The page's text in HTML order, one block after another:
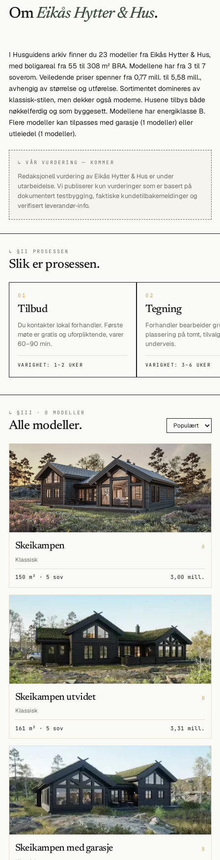
OmEikås Hytter & Hus.
I Husguidens arkiv finner du 23 modeller fra Eikås Hytter & Hus,
med boligareal fra 55 til 308 m² BRA. Modellene har fra 3 til 7
soverom. Veiledende priser spenner fra 0,77 mill. til 5,58 mill.,
avhengig av størrelse og utførelse. Sortimentet domineres av
klassisk-stilen, men dekker også moderne. Husene tilbys både
nøkkelferdig og som byggesett. Modellene har energiklasse B.
Flere modeller kan tilpasses med garasje (1 modeller) eller
utleiedel (1 modeller).
↳ VÅR VURDERING — KOMMER
Redaksjonell vurdering av Eikås Hytter & Hus er under
utarbeidelse. Vi publiserer kun vurderinger som er basert på
dokumentert testbygging, faktiske kundetilbakemeldinger og
verifisert leverandør-info.
↳ §II PROSESSEN
Slik er prosessen.
01
Tilbud
Du kontakter lokal forhandler. Første
møte er gratis og uforpliktende, varer
60–90 min.
VARIGHET: 1–2 UKER
02
Tegning
Forhandler bearbeider
plassering på tomt,
underveis.
VARIGHET: 3–6 UKER
↳ §III · 0 MODELLER
Alle modeller.
Skeikampen B
Klassisk
150 m² · 5 sov 3,00 mill.
Skeikampen utvidet B
Klassisk
161 m² · 5 sov 3,31 mill.
Skeikampen med garasje B